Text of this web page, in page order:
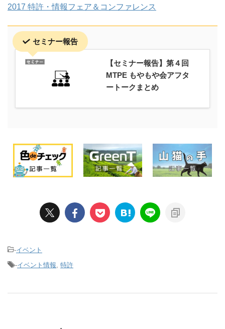
2017 特許・情報フェア＆コンファレンス
セミナー報告
【セミナー報告】第４回
MTPE もやもや会アフタ
ートークまとめ
-イベント
-イベント情報 特許